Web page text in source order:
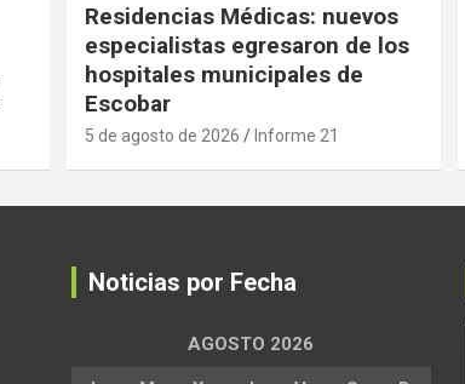
Residencias Médicas: nuevos
especialistas egresaron de los
hospitales municipales de
Escobar
5 de agosto de 2026 Informe 21
Noticias por Fecha
AGOSTO 2026